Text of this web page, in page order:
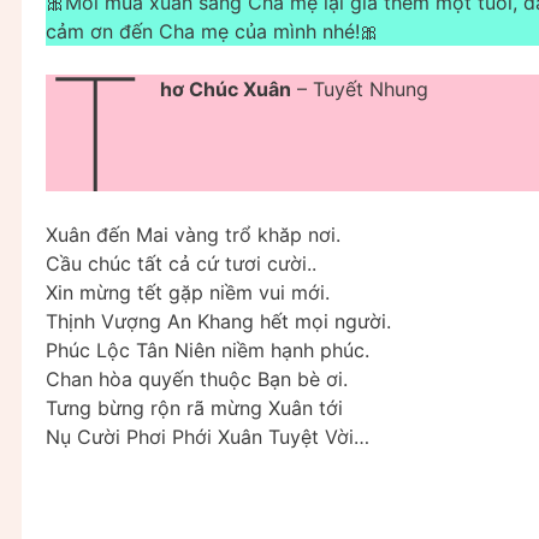
cảm ơn đến Cha mẹ của mình nhé!🎀
T hơ Chúc Xuân – Tuyết Nhung
Xuân đến Mai vàng trổ khăp nơi.
Cầu chúc tất cả cứ tươi cười..
Xin mừng tết gặp niềm vui mới.
Thịnh Vượng An Khang hết mọi người.
Phúc Lộc Tân Niên niềm hạnh phúc.
Chan hòa quyến thuộc Bạn bè ơi.
Tưng bừng rộn rã mừng Xuân tới
Nụ Cười Phơi Phới Xuân Tuyệt Vời…